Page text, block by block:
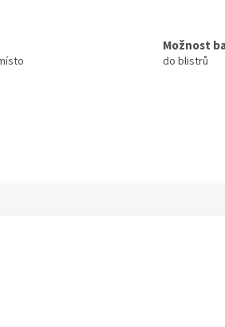
Možnost
do blistrů